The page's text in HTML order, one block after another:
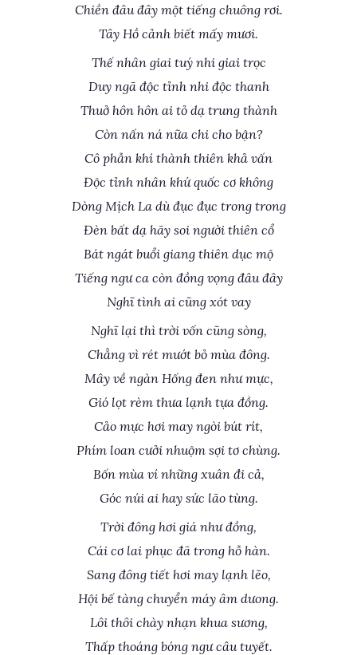
Chiền đâu đây một tiếng chuông rơi.
Tây Hồ cảnh biết mấy mươi.
Thế nhân giai tuý nhi giai trọc
Duy ngã độc tỉnh nhi độc thanh
Thuở hôn hôn ai tỏ dạ trung thành
Còn nấn ná nữa chi cho bận?
Cô phẫn khí thành thiên khả vấn
Độc tỉnh nhân khứ quốc cơ không
Dòng Mịch La dù đục đục trong trong
Đèn bất dạ hãy soi người thiên cổ
Bát ngát buổi giang thiên dục mộ
Tiếng ngư ca còn đồng vọng đâu đây
Nghĩ tình ai cũng xót vay
Nghĩ lại thì trời vốn cũng sòng,
Chẳng vì rét mướt bỏ mùa đông.
Mây về ngàn Hống đen như mực,
Gió lọt rèm thưa lạnh tựa đồng.
Cảo mực hơi may ngòi bút rít,
Phím loan cưởi nhuộm sợi tơ chùng.
Bốn mùa ví những xuân đi cả,
Góc núi ai hay sức lão tùng.
Trời đông hơi giá như đồng,
Cái cơ lai phục đã trong hỗ hàn.
Sang đông tiết hơi may lạnh lẽo,
Hội bế tàng chuyển máy âm dưong.
Lôi thôi chày nhạn khua sương,
Thấp thoáng bóng ngư câu tuyết.